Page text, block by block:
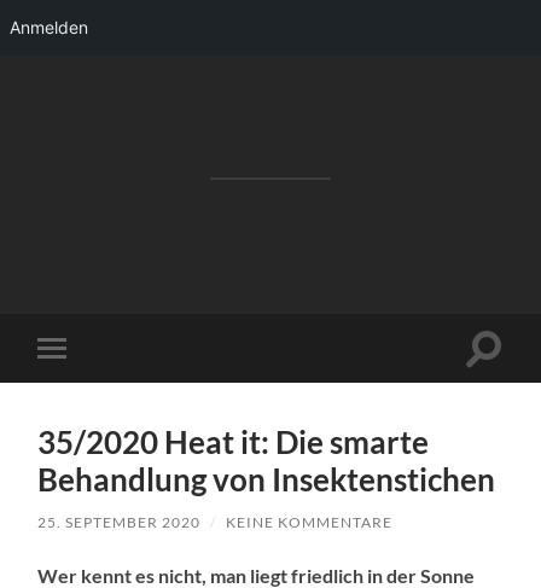
Anmelden
Mobile-
Menü
35/2020 Heat it: Die smarte
Behandlung von Insektenstichen
25. SEPTEMBER 2020 / KEINE KOMMENTARE
Wer kennt es nicht, man liegt friedlich in der Sonne